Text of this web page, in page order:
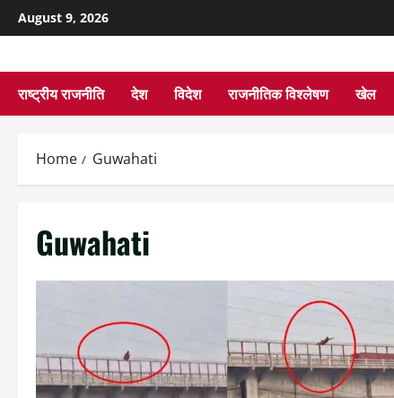
August 9, 2026
राष्ट्रीय राजनीति देश विदेश राजनीतिक विश्लेषण खेल
Home Guwahati
Guwahati